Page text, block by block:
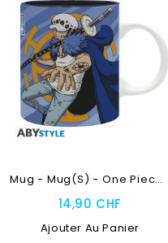
Mug - Mug(s) - One Piece -...
14,90 CHF
Ajouter Au Panier